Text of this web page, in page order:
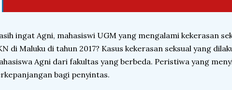
ingat Agni, mahasiswi UGM yang mengalami kekerasan
di Maluku di tahun 2017? Kasus kekerasan seksual yang
Agni dari fakultas yang berbeda. Peristiwa yang
bagi penyintas.